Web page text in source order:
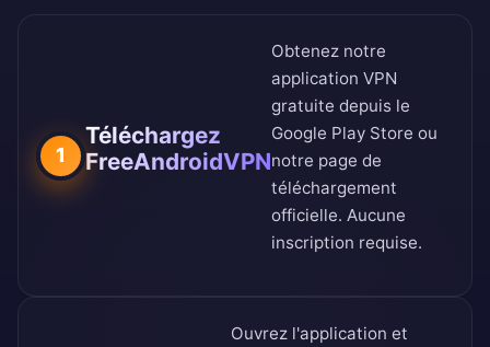
1
Téléchargez
FreeAndroidVPN
Obtenez notre
application VPN
gratuite depuis le
Google Play Store ou
notre page de
téléchargement
officielle. Aucune
inscription requise.
Ouvrez l'application et